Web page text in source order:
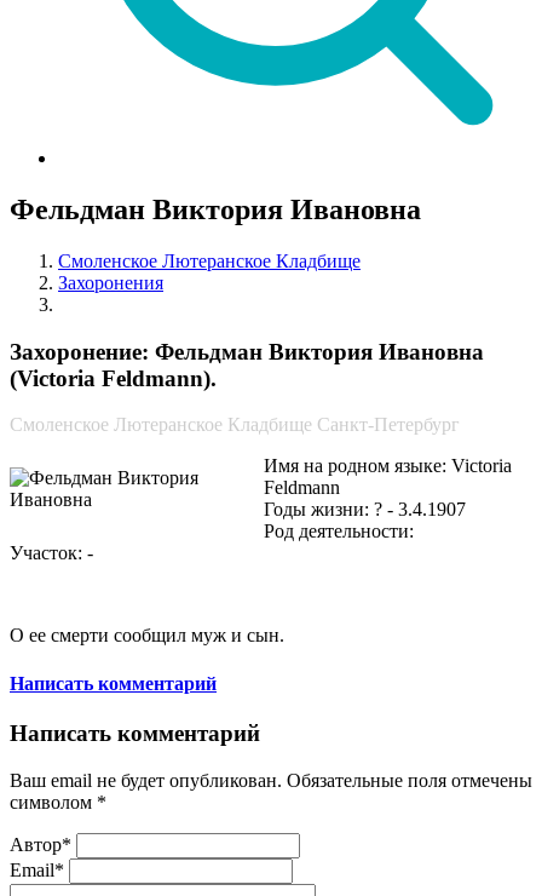
Фельдман Виктория Ивановна
Смоленское Лютеранское Кладбище
Захоронения
Захоронение: Фельдман Виктория Ивановна
(Victoria Feldmann).
Смоленское Лютеранское Кладбище Санкт-Петербург
Имя на родном языке: Victoria
Feldmann
Годы жизни: ? - 3.4.1907
Род деятельности:
Участок: -
О ее смерти сообщил муж и сын.
Написать комментарий
Написать комментарий
Ваш email не будет опубликован. Обязательные поля отмечены
символом *
Автор*
Email*